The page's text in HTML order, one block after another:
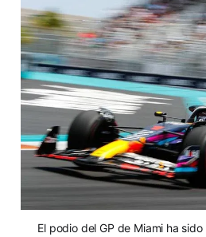
El podio del GP de Miami ha